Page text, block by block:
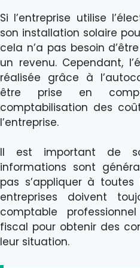
Si l’entreprise utilise
son installation solaire
cela n’a pas besoin
un revenu. Cependant,
réalisée grâce à
être prise en
comptabilisation des
l’entreprise.
Il est important de
informations sont
pas s’appliquer à toutes
entreprises doivent
comptable
fiscal pour obtenir des
leur situation.